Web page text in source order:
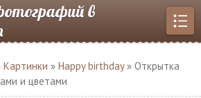
в
Картинки » Happy birthday» Открытка
и цветами